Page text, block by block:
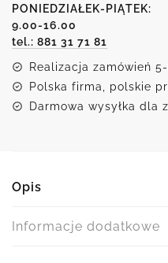
wilkiem
dla
dzieci
PONIEDZIAŁEK-PIĄTEK:
9.00-16.00
tel.: 881 31 71 81
Realizacja zamówień
Polska firma, polskie
Darmowa wysyłka dla
Opis
Informacje dodatkowe